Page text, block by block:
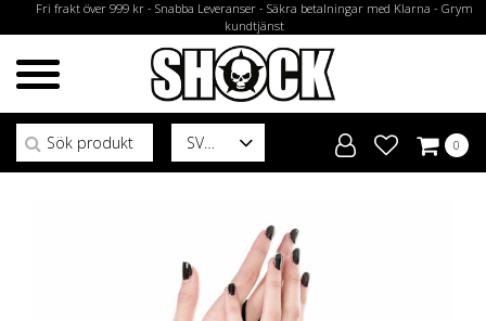
Fri frakt över 999 kr - Snabba Leveranser - Säkra betalningar med Klarna - Grym
kundtjänst
SV
Sök efter:
0